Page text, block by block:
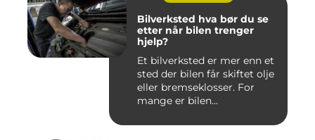
Bilverksted hva bør du se
etter når bilen trenger
hjelp?
Et bilverksted er mer enn et
sted der bilen får skiftet olje
eller bremseklosser. For
mange er bilen...